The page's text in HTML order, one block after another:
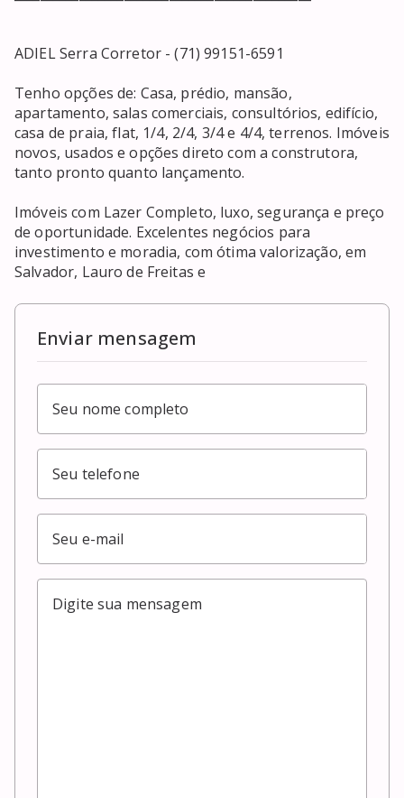
ADIEL Serra Corretor - (71) 99151-6591
Tenho opções de: Casa, prédio, mansão,
apartamento, salas comerciais, consultórios, edifício,
casa de praia, flat, 1/4, 2/4, 3/4 e 4/4, terrenos. Imóveis
novos, usados e opções direto com a construtora,
tanto pronto quanto lançamento.
Imóveis com Lazer Completo, luxo, segurança e preço
de oportunidade. Excelentes negócios para
investimento e moradia, com ótima valorização, em
Salvador, Lauro de Freitas e
Enviar mensagem